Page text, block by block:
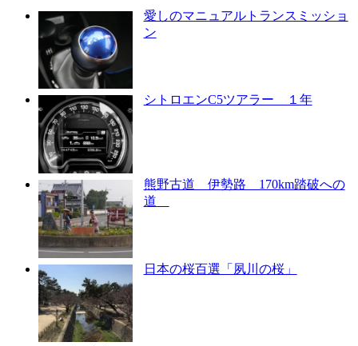
愛しのマニュアルトランスミッショ
ン
シトロエンC5ツアラー １年
熊野古道 伊勢路 170km踏破への
道
日本の桜百選「夙川の桜」